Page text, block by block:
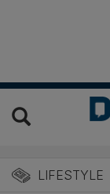
LIFESTYLE